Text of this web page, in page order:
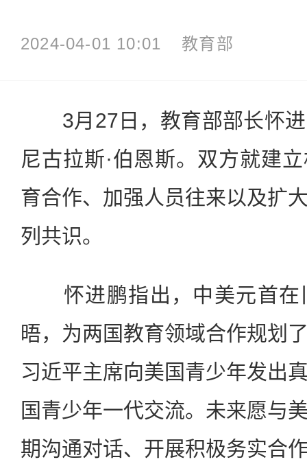
2024-04-01 10:01 教育部
3月27日，教育部部长怀进
尼古拉斯·伯恩斯。双方就建
育合作、加强人员往来以及扩
列共识。
怀进鹏指出，中美元首在
晤，为两国教育领域合作规划
习近平主席向美国青少年发出
国青少年一代交流。未来愿与
期沟通对话、开展积极务实合